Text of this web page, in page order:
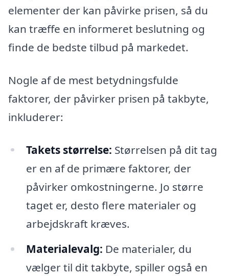
elementer der kan påvirke prisen, så du
kan træffe en informeret beslutning og
finde de bedste tilbud på markedet.
Nogle af de mest betydningsfulde
faktorer, der påvirker prisen på takbyte,
inkluderer:
Takets størrelse: Størrelsen på dit tag
er en af de primære faktorer, der
påvirker omkostningerne. Jo større
taget er, desto flere materialer og
arbejdskraft kræves.
Materialevalg: De materialer, du
vælger til dit takbyte, spiller også en